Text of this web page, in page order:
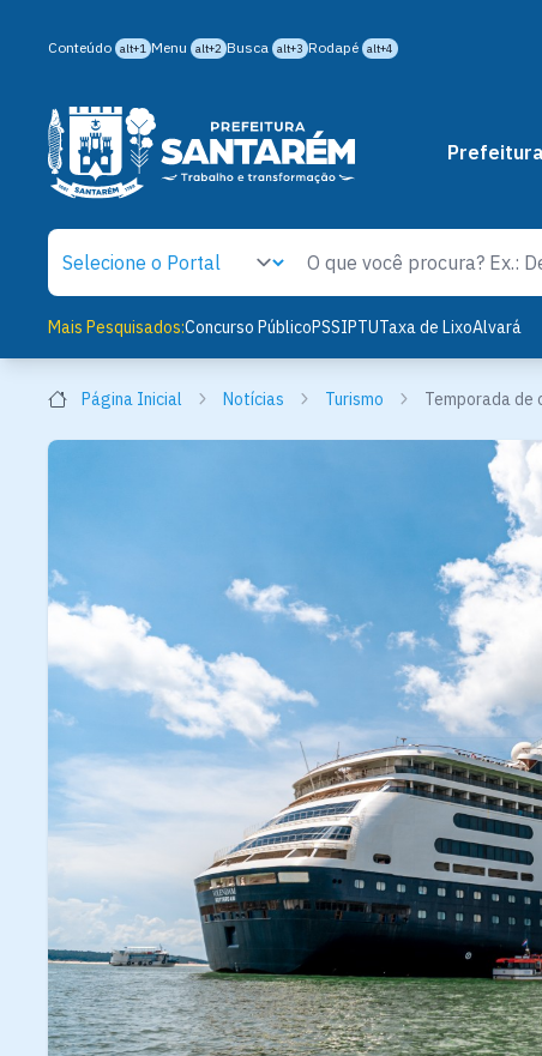
Conteúdo alt+1 Menu alt+2 Busca alt+3 Rodapé alt+4
Prefeitura
Mais Pesquisados:Concurso PúblicoPSSIPTUTaxa de LixoAlvará
Página Inicial Notícias Turismo Temporada de